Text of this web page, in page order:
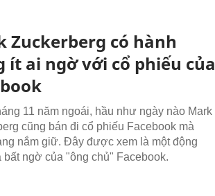
Zuckerberg có hành
ít ai ngờ với cổ phiếu của
11 năm ngoái, hầu như ngày nào Mark
cũng bán đi cổ phiếu Facebook mà
nắm giữ. Đây được xem là một động
bất ngờ của "ông chủ" Facebook.